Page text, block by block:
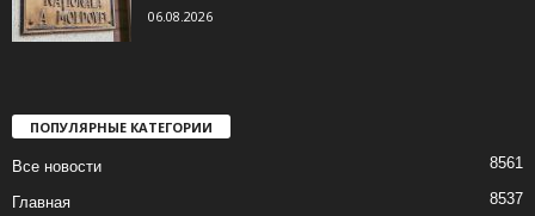
06.08.2026
ПОПУЛЯРНЫЕ КАТЕГОРИИ
Все новости 8561
Главная 8537